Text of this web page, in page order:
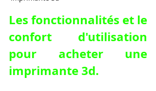
Les fonctionnalités et le
confort d'utilisation
pour acheter une
imprimante 3d.